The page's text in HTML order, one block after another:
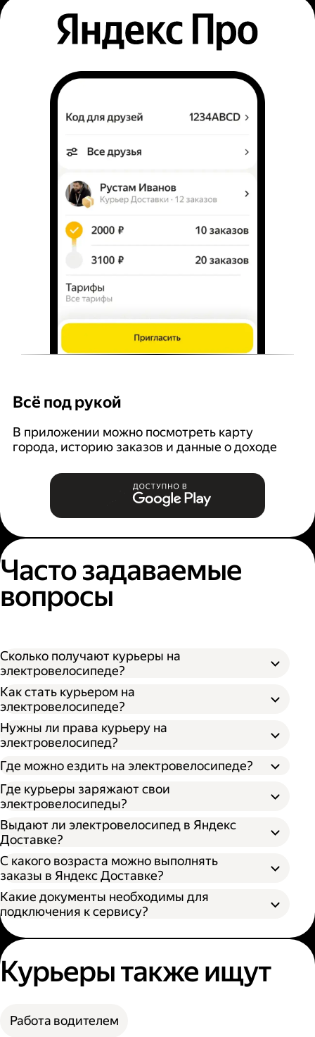
Всё под рукой
В приложении можно посмотреть карту
города, историю заказов и данные о доходе
Часто задаваемые
вопросы
Сколько получают курьеры на
электровелосипеде?
Как стать курьером на
электровелосипеде?
Нужны ли права курьеру на
электровелосипед?
Где можно ездить на электровелосипеде?
Где курьеры заряжают свои
электровелосипеды?
Выдают ли электровелосипед в Яндекс
Доставке?
С какого возраста можно выполнять
заказы в Яндекс Доставке?
Какие документы необходимы для
подключения к сервису?
Курьеры также ищут
Работа водителем